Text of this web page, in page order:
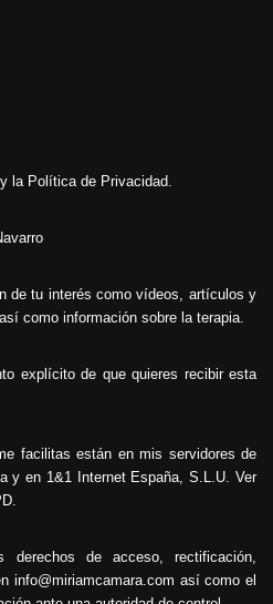
y la Política de Privacidad.
de tu interés como vídeos, artículos y
como información sobre la terapia.
explícito de que quieres recibir esta
facilitas están en mis servidores de
y en 1&1 Internet España, S.L.U.Ver
derechos de acceso, rectificación,
info@miriamcamara.com así como el